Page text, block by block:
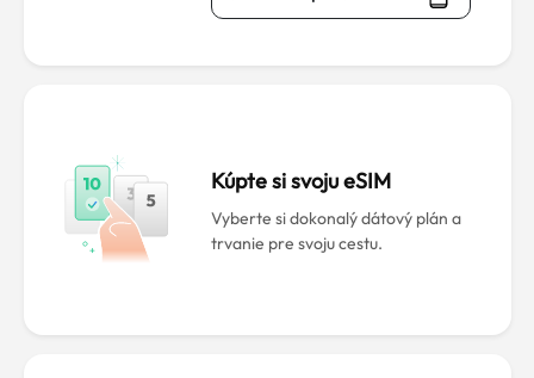
Kúpte si svoju eSIM
Vyberte si dokonalý dátový plán a
trvanie pre svoju cestu.